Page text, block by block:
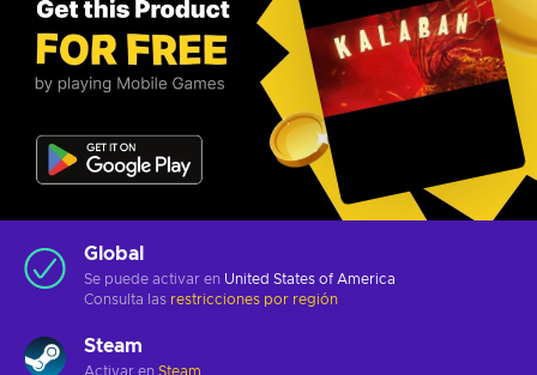
Global
Se puede activar en United States of America
Consulta las restricciones por región
Steam
Activar en Steam